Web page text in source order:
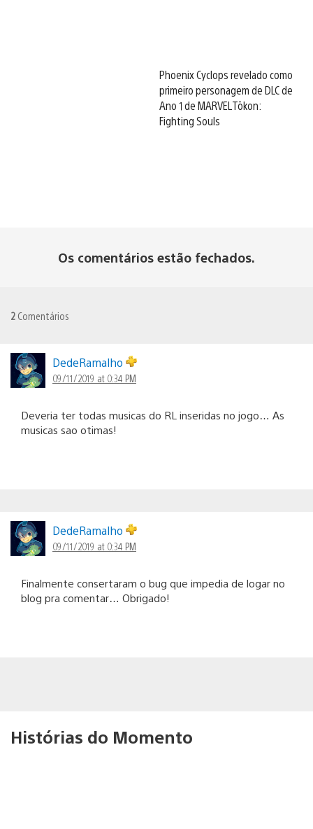
Phoenix Cyclops revelado como
primeiro personagem de DLC de
Ano 1 de MARVEL Tōkon:
Fighting Souls
Os comentários estão fechados.
2 Comentários
DedeRamalho
09/11/2019 at 0:34 PM
Deveria ter todas musicas do RL inseridas no jogo… As
musicas sao otimas!
DedeRamalho
09/11/2019 at 0:34 PM
Finalmente consertaram o bug que impedia de logar no
blog pra comentar… Obrigado!
Histórias do Momento